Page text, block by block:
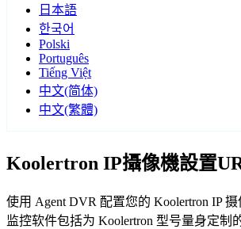
日本語
한국어
Polski
Português
Tiếng Việt
中文(简体)
中文(繁體)
Koolertron IP攝像機設置
使用 Agent DVR 配置您的 Koolertron IP
监控软件包括为 Koolertron 型号量身定制